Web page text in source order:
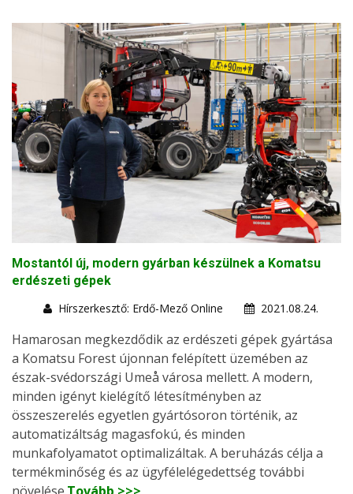
Mostantól új, modern gyárban készülnek a Komatsu
erdészeti gépek
Hírszerkesztő: Erdő-Mező Online
2021.08.24.
Hamarosan megkezdődik az erdészeti gépek gyártása
a Komatsu Forest újonnan felépített üzemében az
észak-svédországi Umeå városa mellett. A modern,
minden igényt kielégítő létesítményben az
összeszerelés egyetlen gyártósoron történik, az
automatizáltság magasfokú, és minden
munkafolyamatot optimalizáltak. A beruházás célja a
termékminőség és az ügyfélelégedettség további